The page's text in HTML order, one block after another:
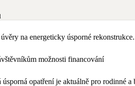
na energeticky úsporné rekonstrukce.
možnosti financování
úsporná opatření je aktuálně pro